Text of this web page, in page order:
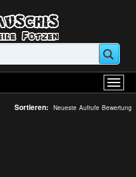
Sortieren: Neueste Aufrufe Bewertung